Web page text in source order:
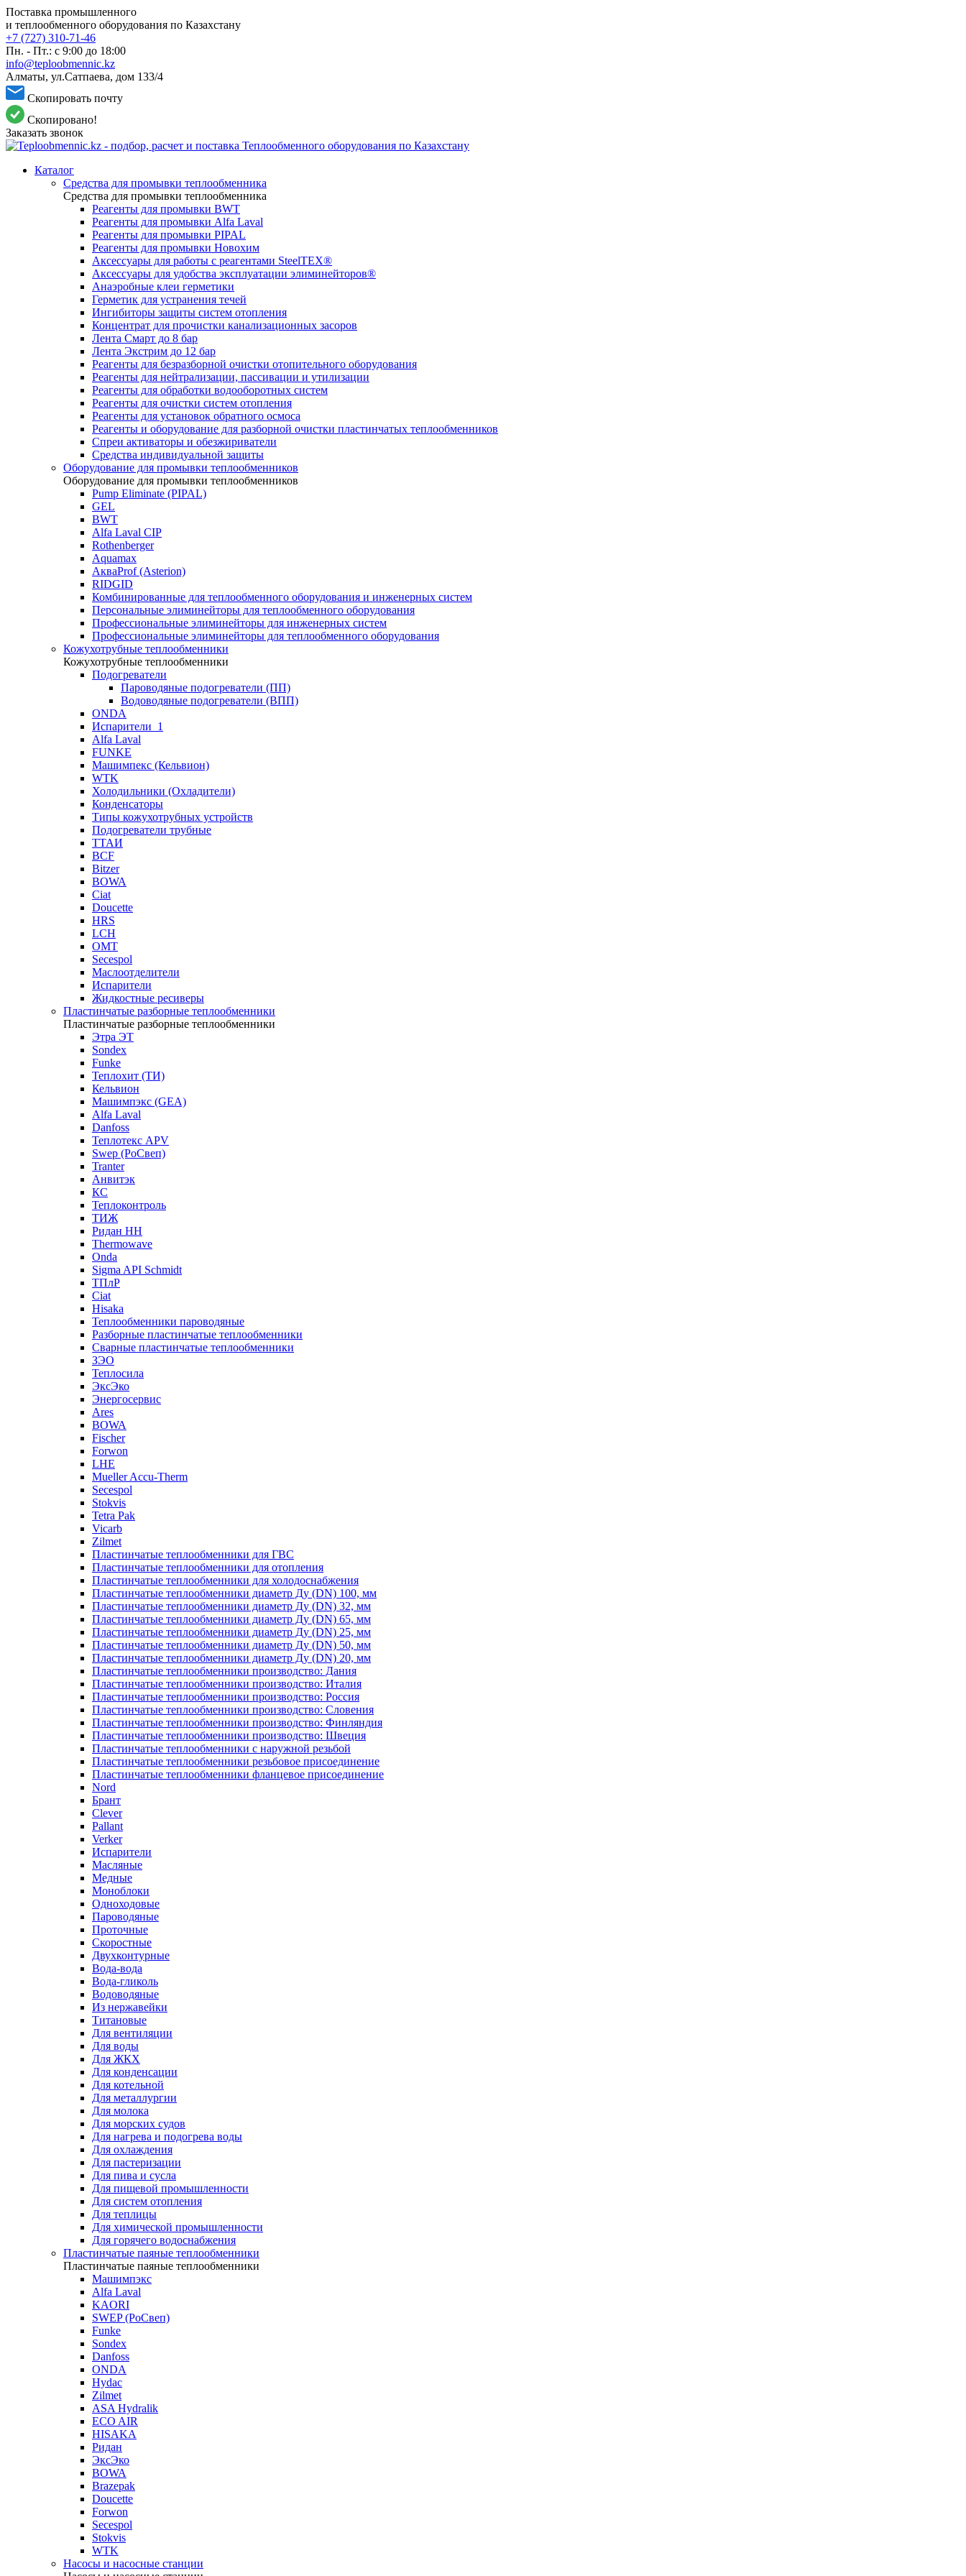
Поставка промышленного
и теплообменного оборудования по Казахстану
+7 (727) 310-71-46
Пн. - Пт.: с 9:00 до 18:00
info@teploobmennic.kz
Алматы, ул.Сатпаева, дом 133/4
Скопировать почту
Скопировано!
Заказать звонок
Каталог
Средства для промывки теплообменника
Средства для промывки теплообменника
Реагенты для промывки BWT
Реагенты для промывки Alfa Laval
Реагенты для промывки PIPAL
Реагенты для промывки Новохим
Аксессуары для работы с реагентами SteelTEX®
Аксессуары для удобства эксплуатации элиминейторов®
Анаэробные клеи герметики
Герметик для устранения течей
Ингибиторы защиты систем отопления
Концентрат для прочистки канализационных засоров
Лента Смарт до 8 бар
Лента Экстрим до 12 бар
Реагенты для безразборной очистки отопительного оборудования
Реагенты для нейтрализации, пассивации и утилизации
Реагенты для обработки водооборотных систем
Реагенты для очистки систем отопления
Реагенты для установок обратного осмоса
Реагенты и оборудование для разборной очистки пластинчатых теплообменников
Спреи активаторы и обезжириватели
Средства индивидуальной защиты
Оборудование для промывки теплообменников
Оборудование для промывки теплообменников
Pump Eliminate (PIPAL)
GEL
BWT
Alfa Laval CIP
Rothenberger
Aquamax
АкваProf (Asterion)
RIDGID
Комбинированные для теплообменного оборудования и инженерных систем
Персональные элиминейторы для теплообменного оборудования
Профессиональные элиминейторы для инженерных систем
Профессиональные элиминейторы для теплообменного оборудования
Кожухотрубные теплообменники
Кожухотрубные теплообменники
Подогреватели
Пароводяные подогреватели (ПП)
Водоводяные подогреватели (ВПП)
ONDA
Испарители_1
Alfa Laval
FUNKE
Машимпекс (Кельвион)
WTK
Холодильники (Охладители)
Конденсаторы
Типы кожухотрубных устройств
Подогреватели трубные
ТТАИ
BCF
Bitzer
BOWA
Ciat
Doucette
HRS
LCH
OMT
Secespol
Маслоотделители
Испарители
Жидкостные ресиверы
Пластинчатые разборные теплообменники
Пластинчатые разборные теплообменники
Этра ЭТ
Sondex
Funke
Теплохит (ТИ)
Кельвион
Машимпэкс (GEA)
Alfa Laval
Danfoss
Теплотекс APV
Swep (РоСвеп)
Tranter
Анвитэк
КС
Теплоконтроль
ТИЖ
Ридан НН
Thermowave
Onda
Sigma API Schmidt
ТПлР
Ciat
Hisaka
Теплообменники пароводяные
Разборные пластинчатые теплообменники
Сварные пластинчатые теплообменники
ЗЭО
Теплосила
ЭксЭко
Энергосервис
Ares
BOWA
Fischer
Forwon
LHE
Mueller Accu-Therm
Secespol
Stokvis
Tetra Pak
Vicarb
Zilmet
Пластинчатые теплообменники для ГВС
Пластинчатые теплообменники для отопления
Пластинчатые теплообменники для холодоснабжения
Пластинчатые теплообменники диаметр Ду (DN) 100, мм
Пластинчатые теплообменники диаметр Ду (DN) 32, мм
Пластинчатые теплообменники диаметр Ду (DN) 65, мм
Пластинчатые теплообменники диаметр Ду (DN) 25, мм
Пластинчатые теплообменники диаметр Ду (DN) 50, мм
Пластинчатые теплообменники диаметр Ду (DN) 20, мм
Пластинчатые теплообменники производство: Дания
Пластинчатые теплообменники производство: Италия
Пластинчатые теплообменники производство: Россия
Пластинчатые теплообменники производство: Словения
Пластинчатые теплообменники производство: Финляндия
Пластинчатые теплообменники производство: Швеция
Пластинчатые теплообменники с наружной резьбой
Пластинчатые теплообменники резьбовое присоединение
Пластинчатые теплообменники фланцевое присоединение
Nord
Брант
Clever
Pallant
Verker
Испарители
Масляные
Медные
Моноблоки
Одноходовые
Пароводяные
Проточные
Скоростные
Двухконтурные
Вода-вода
Вода-гликоль
Водоводяные
Из нержавейки
Титановые
Для вентиляции
Для воды
Для ЖКХ
Для конденсации
Для котельной
Для металлургии
Для молока
Для морских судов
Для нагрева и подогрева воды
Для охлаждения
Для пастеризации
Для пива и сусла
Для пищевой промышленности
Для систем отопления
Для теплицы
Для химической промышленности
Для горячего водоснабжения
Пластинчатые паяные теплообменники
Пластинчатые паяные теплообменники
Машимпэкс
Alfa Laval
KAORI
SWEP (РоСвеп)
Funke
Sondex
Danfoss
ONDA
Hydac
Zilmet
ASA Hydralik
ECO AIR
HISAKA
Ридан
ЭксЭко
BOWA
Brazepak
Doucette
Forwon
Secespol
Stokvis
WTK
Насосы и насосные станции